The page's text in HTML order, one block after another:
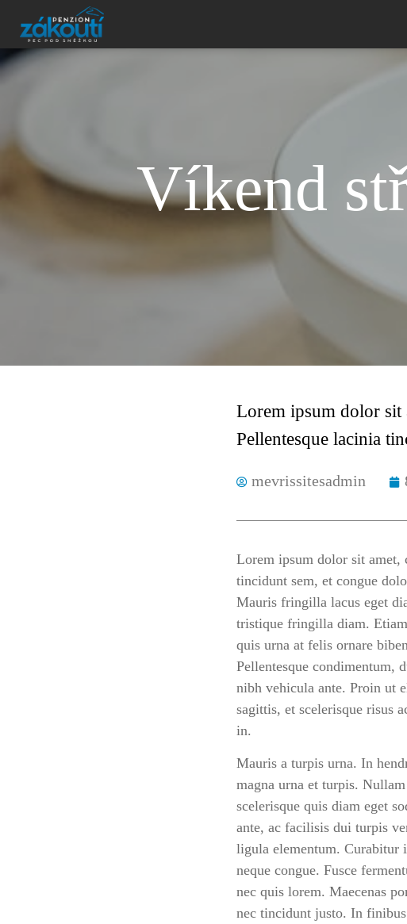
Víkend
Lorem ipsum dolor sit
Pellentesque lacinia
mevrissitesadmin
Lorem ipsum dolor sit amet,
tincidunt sem, et congue
Mauris fringilla lacus eget
tristique fringilla diam.
quis urna at felis ornare
Pellentesque condimentum,
nibh vehicula ante. Proin ut
sagittis, et scelerisque risus
in.
Mauris a turpis urna. In
magna urna et turpis.
scelerisque quis diam eget
ante, ac facilisis dui turpis
ligula elementum. Curabitur
neque congue. Fusce
nec quis lorem. Maecenas
nec tincidunt justo. In